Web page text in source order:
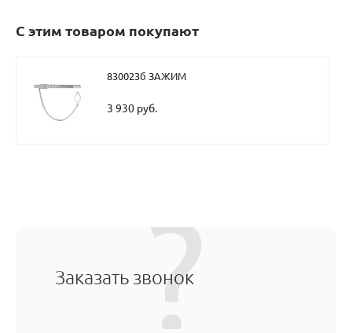
С этим товаром покупают
830023б ЗАЖИМ
3 930 руб.
Заказать звонок